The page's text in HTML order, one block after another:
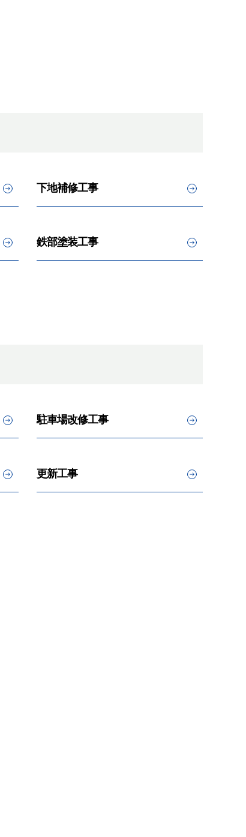
下地補修工事
鉄部塗装工事
駐車場改修工事
更新工事